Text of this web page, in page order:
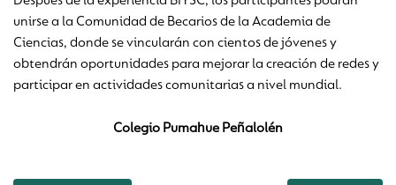
unirse a la Comunidad de Becarios de la Academia de
Ciencias, donde se vincularán con cientos de jóvenes y
obtendrán oportunidades para mejorar la creación de redes y
participar en actividades comunitarias a nivel mundial.
Colegio Pumahue Peñalolén